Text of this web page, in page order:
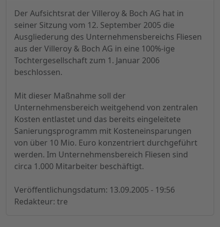
Der Aufsichtsrat der Villeroy & Boch AG hat in
seiner Sitzung vom 12. September 2005 die
Ausgliederung des Unternehmensbereichs Fliesen
aus der Villeroy & Boch AG in eine 100%-ige
Tochtergesellschaft zum 1. Januar 2006
beschlossen.
Mit dieser Maßnahme soll der
Unternehmensbereich weitgehend von zentralen
Kosten entlastet und das bereits eingeleitete
Sanierungsprogramm mit Kosteneinsparungen
von über 10 Mio. Euro konzentriert durchgeführt
werden. Im Unternehmensbereich Fliesen sind
circa 1.000 Mitarbeiter beschäftigt.
Veröffentlichungsdatum: 13.09.2005 - 19:56
Redakteur: tre